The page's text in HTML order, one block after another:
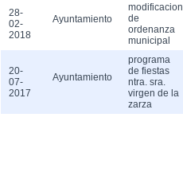
28-
02-
2018
Ayuntamiento
modificacion
de
ordenanza
municipal
20-
07-
2017
Ayuntamiento
programa
de fiestas
ntra. sra.
virgen de la
zarza